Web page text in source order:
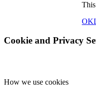
OK
Cookie and Privacy
How we use cookies